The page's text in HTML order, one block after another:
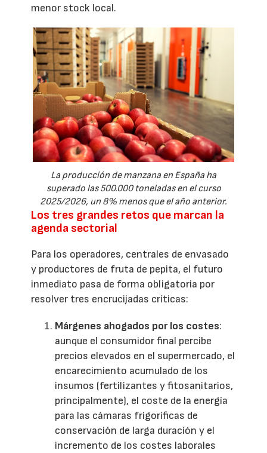
menor stock local.
La producción de manzana en España ha
superado las 500.000 toneladas en el curso
2025/2026, un 8% menos que el año anterior.
Los tres grandes retos que marcan la
agenda sectorial
Para los operadores, centrales de envasado
y productores de fruta de pepita, el futuro
inmediato pasa de forma obligatoria por
resolver tres encrucijadas críticas:
Márgenes ahogados por los costes:
aunque el consumidor final percibe
precios elevados en el supermercado, el
encarecimiento acumulado de los
insumos (fertilizantes y fitosanitarios,
principalmente), el coste de la energía
para las cámaras frigoríficas de
conservación de larga duración y el
incremento de los costes laborales